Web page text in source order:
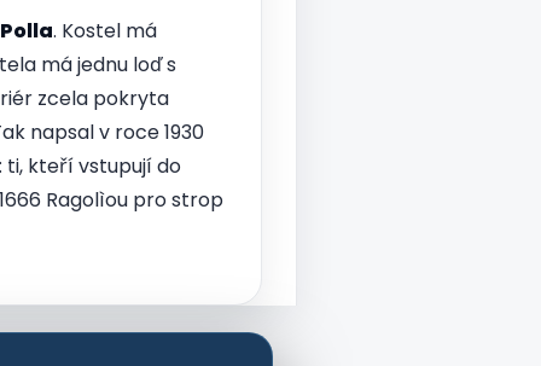
Polla. Kostel má
má jednu loď s
zcela pokryta
napsal v roce 1930
ti, kteří vstupují do
Ragolìou pro strop